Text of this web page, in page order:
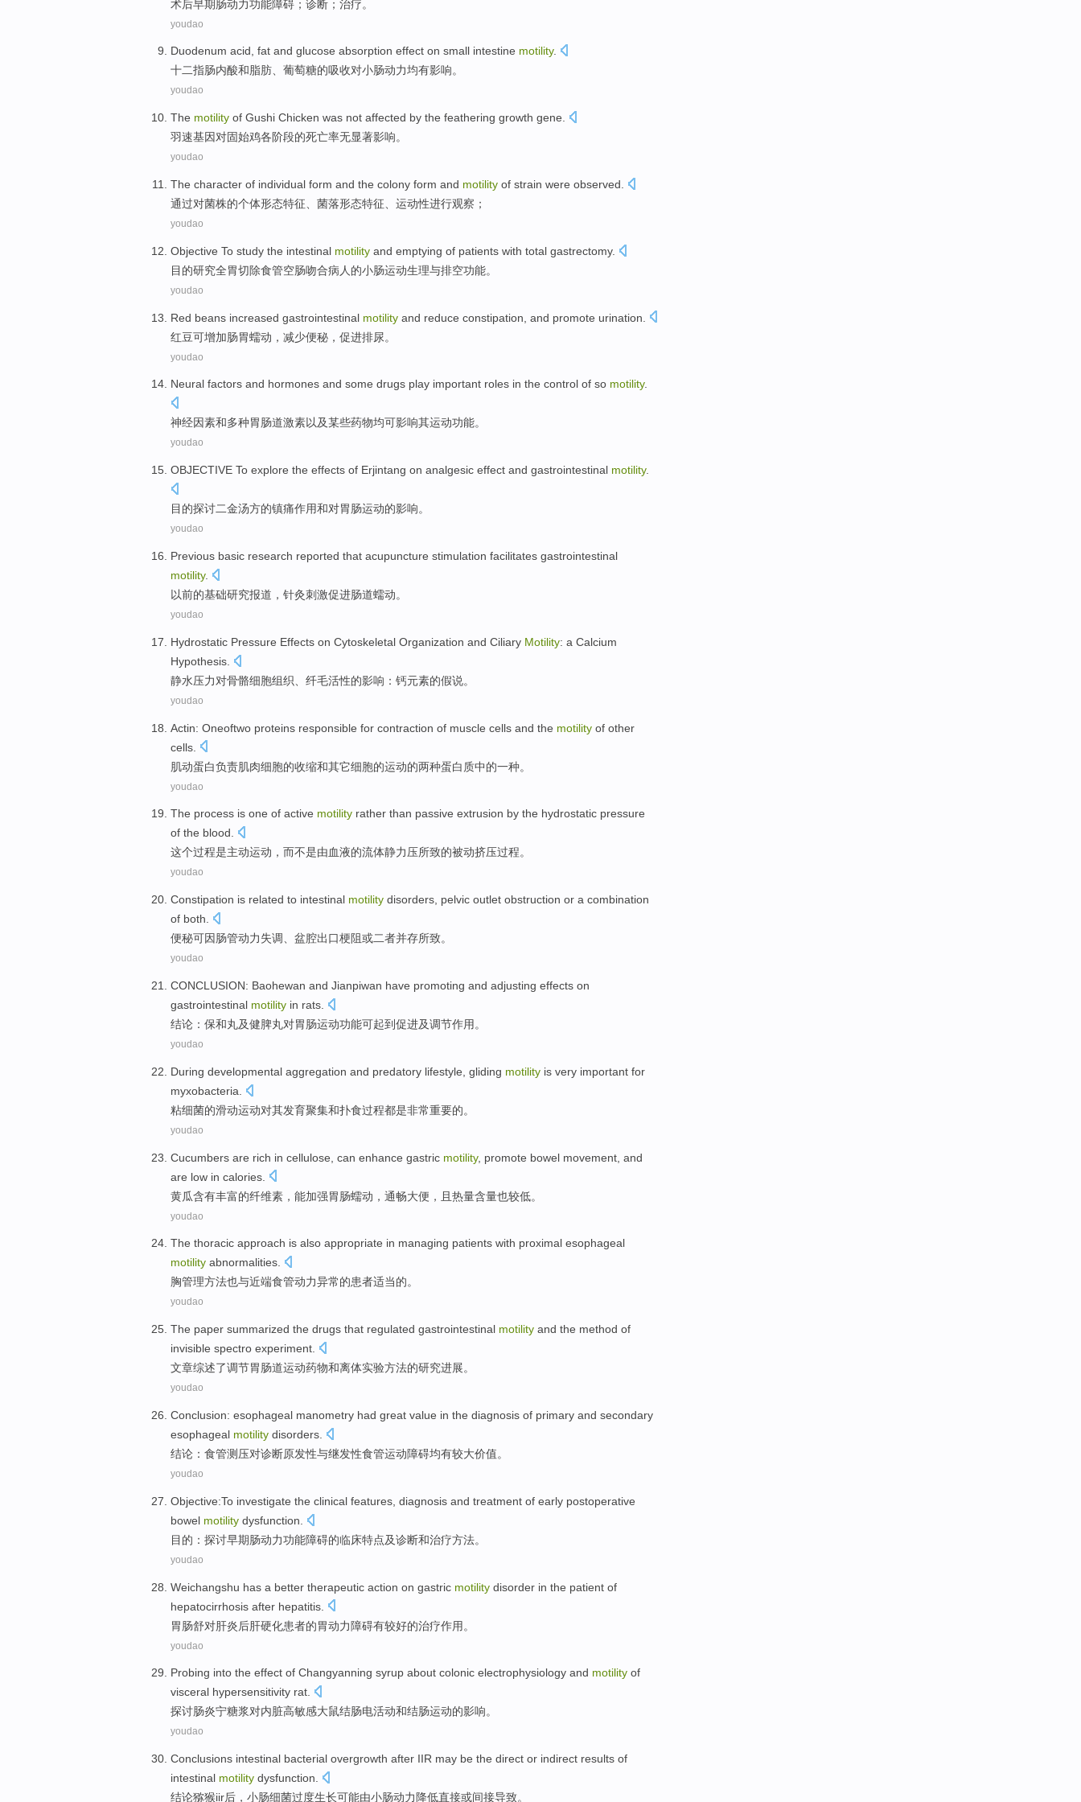
术后早期 肠动力功能障碍 ； 诊断 ； 治疗。
youdao
Duodenum acid, fat and glucose absorption effect on small intestine motility.
十二指肠内酸和脂肪、 葡萄糖的吸收对小肠动力均有影响。
youdao
The motility of Gushi Chicken was not affected by the feathering growth gene
羽速基因对固始鸡各阶段的死亡率无显著影响。
youdao
The character of individual form and the colony form and motility of strain were observed
通过对菌株的个体形态特征 菌落形态特征、 运动性进行观察 ；
youdao
Objective To study the intestinal motility and emptying of patients with total gastrectomy.
目的研究全胃切除食管空肠吻合病人 的小肠运动生理与排空功能。
youdao
Red beans increased gastrointestinal motility and reduce constipation , and promote urination
红豆可增加肠胃蠕动 ， 减少便秘 ， 促进排尿。
youdao
Neural factors and hormones and some drugs play important roles in the control of so motility.
神经因素和多种胃肠道激素以及某些药物均可影响其运动功能。
youdao
OBJECTIVE To explore the effects of Erjintang on analgesic effect and gastrointestinal motility.
目的探讨二金汤方的镇痛作用和对胃肠运动的影响。
youdao
Previous basic research reported that acupuncture stimulation facilitates gastrointestinal
motility.
以前的基础研究报道 ， 针灸刺激促进肠道蠕动。
youdao
Hydrostatic Pressure Effects on Cytoskeletal Organization and Ciliary Motility: a Calcium
Hypothesis
静水压力对骨骼细胞组织 纤毛活性的影响 ： 钙元素的假说。
youdao
Actin: Oneoftwo proteins responsible for contraction of muscle cells and the motility of other
cells.
肌动蛋白负责肌肉细胞的收缩和其它细胞的运动的两种蛋白质中的一种。
youdao
The process is one of active motility rather than passive extrusion by the hydrostatic pressure
of the blood.
这个过程是主动运动 ， 而不是由血液的流体静力压所致的被动挤压过程。
youdao
Constipation is related to intestinal motility disorders pelvic outlet obstruction or a combination
of both.
便秘可因 肠管动力失调 盆腔出口梗阻或二者并存所致。
youdao
CONCLUSION: Baohewan and Jianpiwan have promoting and adjusting effects on
gastrointestinal motility in rats
结论 ：保和丸及健脾丸对胃肠运动功能可起到促进及调节作用 。
youdao
During developmental aggregation and predatory lifestyle, gliding motility is very important for
myxobacteria
粘细菌的滑动运动对其发育聚集和扑食过程都是非常重要的。
youdao
Cucumbers are rich in cellulose can enhance gastric motility, promote bowel movement and
are low in calories
黄瓜含有丰富的纤维素 ， 能加强胃肠蠕动 ，通畅大便 ， 且热量含量也较低。
youdao
The thoracic approach is also appropriate in managing patients with proximal esophageal
motility abnormalities.
胸管理方法也与近端食管动力异常的患者适当的。
youdao
The paper summarized the drugs that regulated gastrointestinal motility and the method of
invisible spectro experiment
文章综述了调节胃肠道运动药物和离体实验方法的研究进展。
youdao
Conclusion: esophageal manometry had great value in the diagnosis of primary and secondary
esophageal motility disorders
结论 ： 食管测 压对诊断原发性与继发性食管运动障碍均有较大价值。
youdao
Objective:To investigate the clinical features diagnosis and treatment of early postoperative
bowel motility dysfunction
目的 ： 探讨早期肠动力功能障碍的临床特点及诊断和治疗方法。
youdao
Weichangshu has a better therapeutic action on gastric motility disorder in the patient of
hepatocirrhosis after hepatitis
胃肠舒对肝炎后肝硬化患者的胃动力障碍有较好的治疗作用。
youdao
Probing into the effect of Changyanning syrup about colonic electrophysiology and motility of
visceral hypersensitivity rat.
探讨肠炎宁糖浆对内脏高敏感大鼠结肠电活动和结肠运动的影响。
youdao
Conclusions intestinal bacterial overgrowth after IIR may be the direct or indirect results of
intestinal motility dysfunction.
结论猕猴iir后 ， 小肠细菌过度生长可能由小肠动力降低直接或间接导致。